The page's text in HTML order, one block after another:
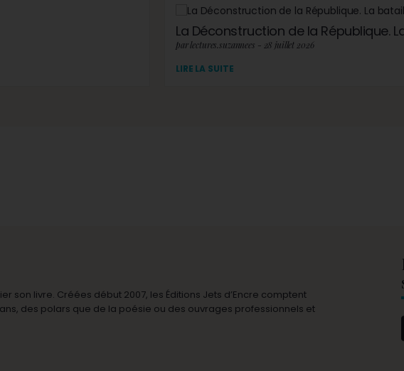
La Déconstruction de la République.
par lectures.suzannees - 28 juillet 2026
LIRE LA SUITE
livre. Créées début 2007, les Éditions Jets d’Encre comptent
des polars que de la poésie ou des ouvrages professionnels et